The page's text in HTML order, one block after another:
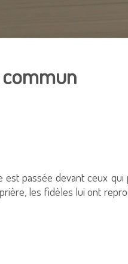
est passée devant ceux
les fidèles lui ont